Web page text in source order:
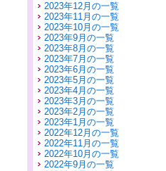
2023年12月の一覧
2023年11月の一覧
2023年10月の一覧
2023年9月の一覧
2023年8月の一覧
2023年7月の一覧
2023年6月の一覧
2023年5月の一覧
2023年4月の一覧
2023年3月の一覧
2023年2月の一覧
2023年1月の一覧
2022年12月の一覧
2022年11月の一覧
2022年10月の一覧
2022年9月の一覧